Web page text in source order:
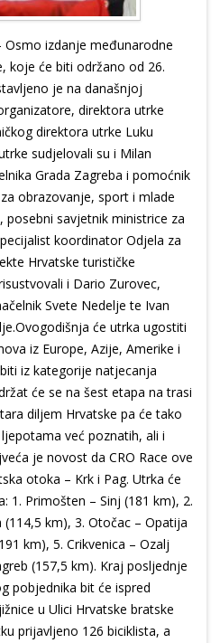
Osmo izdanje međunarodne
koje će biti održano od 26.
je na današnjoj
direktora utrke
direktora utrke Luku
sudjelovali su i Milan
Grada Zagreba i pomoćnik
obrazovanje, sport i mlade
posebni savjetnik ministrice za
koordinator Odjela za
Hrvatske turističke
i Dario Zurovec,
Svete Nedelje te Ivan
će utrka ugostiti
iz Europe, Azije, Amerike i
iz kategorije natjecanja
će se na šest etapa na trasi
diljem Hrvatske pa će tako
već poznatih, ali i
je novost da CRO Race ove
otoka – Krk i Pag. Utrka će
1. Primošten – Sinj (181 km), 2.
km), 3. Otočac – Opatija
km), 5. Crikvenica – Ozalj
(157,5 km). Kraj posljednje
pobjednika bit će ispred
u Ulici Hrvatske bratske
prijavljeno 126 biciklista, a